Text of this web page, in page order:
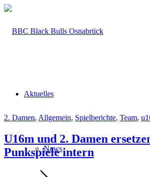
Aktuelles
News
2. Damen, Allgemein, Spielberichte, Team,
U16m und 2. Damen
Punkspiele intern